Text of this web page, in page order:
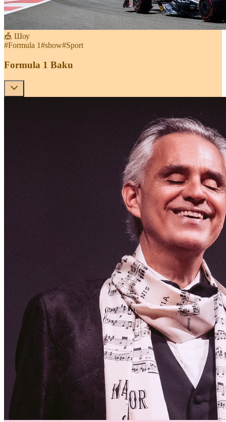
🎪 Шоу
#Formula 1#show#Sport
Formula 1 Baku